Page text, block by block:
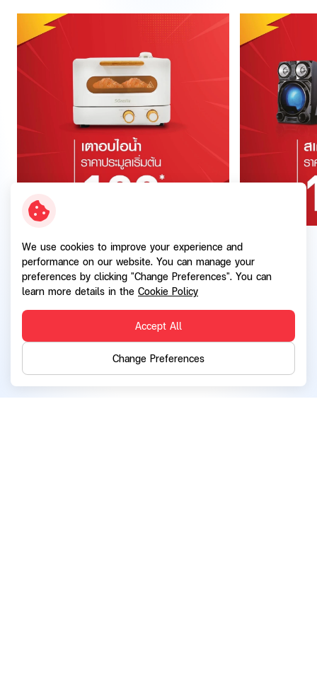
Back
We use cookies to improve your experience and
performance on our website. You can manage your
preferences by clicking "Change Preferences". You can
learn more details in the Cookie Policy
Accept All
Change Preferences